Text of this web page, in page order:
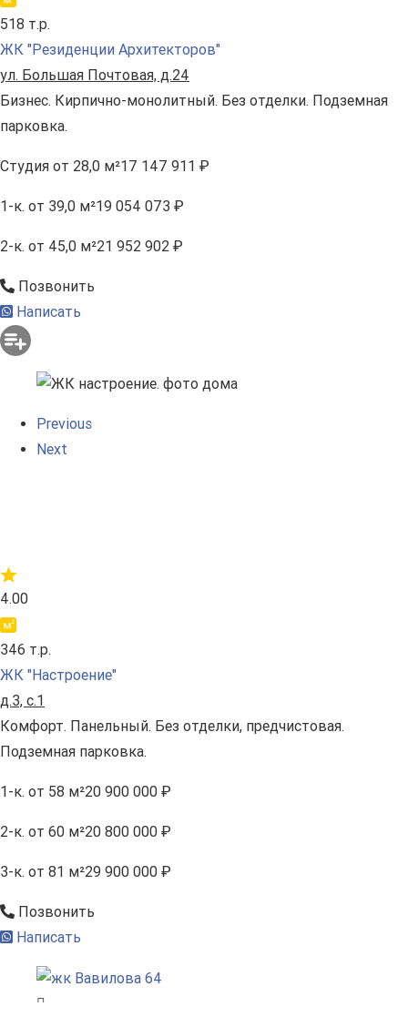
518 т.р.
ЖК "Резиденции Архитекторов"
ул. Большая Почтовая, д.24
Бизнес. Кирпично-монолитный. Без отделки. Подземная
парковка.
Студия от 28,0 м²17 147 911 ₽
1-к. от 39,0 м²19 054 073 ₽
2-к. от 45,0 м²21 952 902 ₽
Позвонить
Написать
Previous
Next
4.00
346 т.р.
ЖК "Настроение"
д.3, с.1
Комфорт. Панельный. Без отделки, предчистовая.
Подземная парковка.
1-к. от 58 м²20 900 000 ₽
2-к. от 60 м²20 800 000 ₽
3-к. от 81 м²29 900 000 ₽
Позвонить
Написать